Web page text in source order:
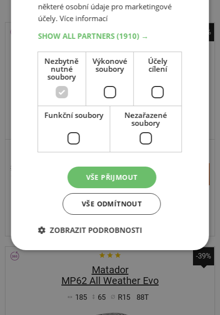
-34%
Quartaris 5
65 R15
2 298 Kč
+
SKLADEM Expedujeme příští prac. den
Na prodejně v Opavě do 2 dnů.
-39%
Matador
MP62 All Weather Evo
185 65 R15 88T
některé osobní údaje pro marketingové
účely.Více informací
SHOW ALL PARTNERS(1910) →
Nezbytně
nutné
soubory
Výkonové
soubory
Účely
cílení
Funkční soubory
Nezařazené
soubory
VŠE PŘIJMOUT
VŠE ODMÍTNOUT
ZOBRAZIT PODROBNOSTI